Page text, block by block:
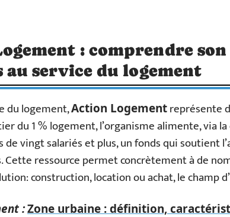
: comprendre son
au service du logement
du logement,Action Logementreprésente
du 1 % logement, l’organisme alimente, via
vingt salariés et plus, un fonds qui soutient
Cette ressource permet concrètement à de
construction, location ou achat, le champ
:Zone urbaine : définition,